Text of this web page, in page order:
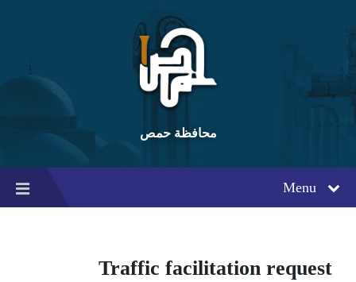
content
main
navigation
footer
محافظة حمص
Menu
Traffic facilitation request